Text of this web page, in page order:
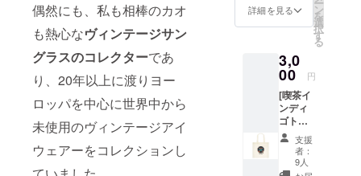
偶然にも、私も相棒のカオ
も熱心なヴィンテージサン
グラスのコレクターであ
り、20年以上に渡りヨー
ロッパを中心に世界中から
未使用のヴィンテージアイ
ウェアーをコレクションし
のお店
の淹れ
る珈琲
りで、
口に含
み喉を
通る瞬
間に爽
やか
けま
す。(珈
菓子、
イン
ディゴ
カ
リー)。
このチ
ケット
片手に
ぜひ瀬
詳細を見る ー
ン
を
選
択
す
る
3,0
00 円
[喫茶イ
ンディ
ゴトー
トバッ
グS] 私
達のシ
ンボル
支援
者：
9人